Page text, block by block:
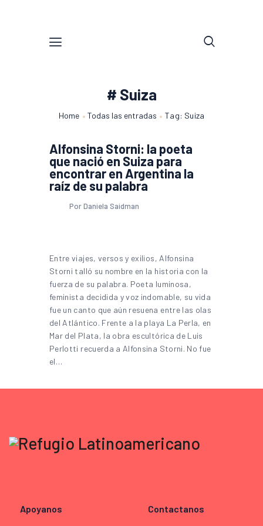
# Suiza
Home Todas las entradas Tag: Suiza
Alfonsina Storni: la poeta
que nació en Suiza para
encontrar en Argentina la
raíz de su palabra
Por Daniela Saidman
Entre viajes, versos y exilios, Alfonsina
Storni talló su nombre en la historia con la
fuerza de su palabra. Poeta luminosa,
feminista decidida y voz indomable, su vida
fue un canto que aún resuena entre las olas
del Atlántico. Frente a la playa La Perla, en
Mar del Plata, la obra escultórica de Luis
Perlotti recuerda a Alfonsina Storni. No fue
el…
Apoyanos Contactanos